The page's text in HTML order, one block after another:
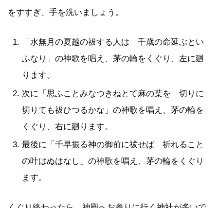
をすすぎ、手を洗いましょう。
「水無月の夏越の祓する人は 千歳の命延ぶとい
ふなり」の神歌を唱え、茅の輪をくぐり、左に廻
ります。
次に「思ふことみなつきねとて麻の葉を 切りに
切りても祓ひつるかな」の神歌を唱え、茅の輪を
くぐり、右に廻ります。
最後に「千早振る神の御前に祓せば 祈れること
の叶はぬはなし」の神歌を唱え、茅の輪をくぐり
ます。